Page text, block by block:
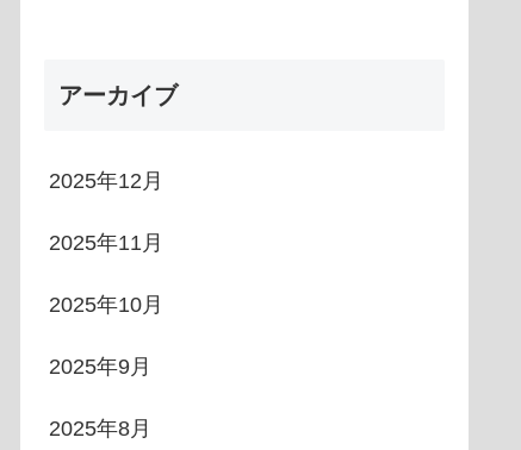
アーカイブ
2025年12月
2025年11月
2025年10月
2025年9月
2025年8月